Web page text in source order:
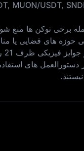
MUON/USDT,
برخی توکن‌ ها منع
حوزه‌ های قضایی یا
دستورالعمل‌ های